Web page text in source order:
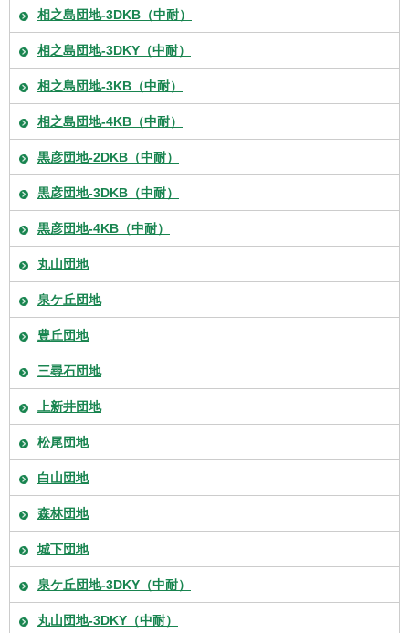
相之島団地-3DKB（中耐）
相之島団地-3DKY（中耐）
相之島団地-3KB（中耐）
相之島団地-4KB（中耐）
黒彦団地-2DKB（中耐）
黒彦団地-3DKB（中耐）
黒彦団地-4KB（中耐）
丸山団地
泉ケ丘団地
豊丘団地
三尋石団地
上新井団地
松尾団地
白山団地
森林団地
城下団地
泉ケ丘団地-3DKY（中耐）
丸山団地-3DKY（中耐）